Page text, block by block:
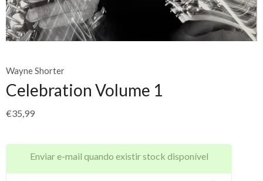
Wayne Shorter
Celebration Volume 1
€35,99
Enviar e-mail quando existir stock disponível